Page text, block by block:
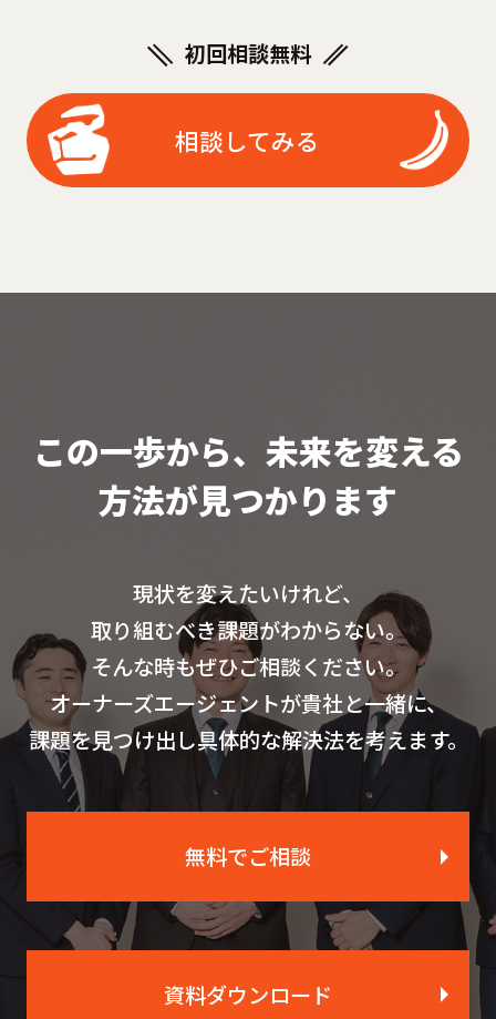
初回相談無料
相談してみる
この一歩から、未来を変える
方法が見つかります
現状を変えたいけれど、
取り組むべき課題がわからない。
そんな時もぜひご相談ください。
オーナーズエージェントが貴社と一緒に、
課題を見つけ出し具体的な解決法を考えます。
無料でご相談
資料ダウンロード